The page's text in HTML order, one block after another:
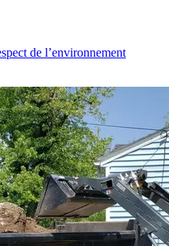
de l’environnement